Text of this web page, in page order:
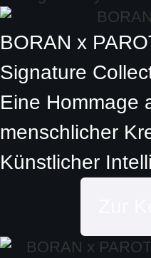
BORAN x
Signature
Eine Hommage
menschlicher
Künstlicher